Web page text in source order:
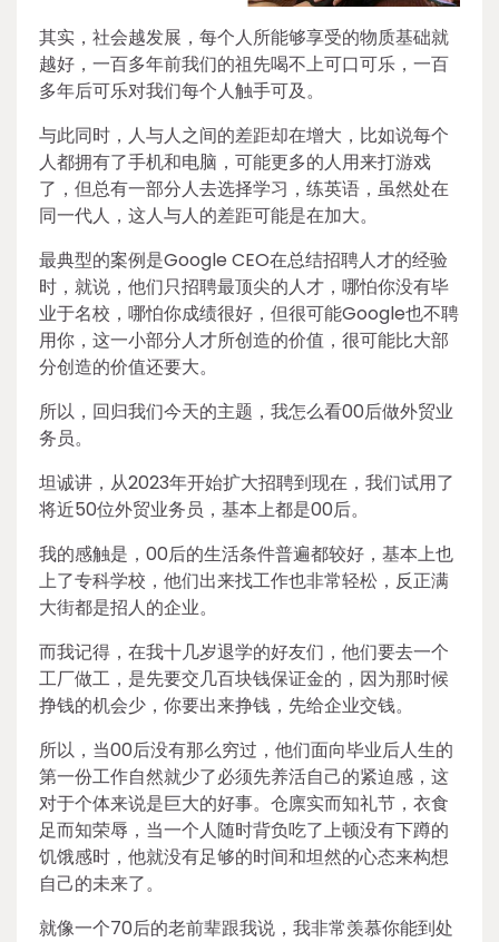
其实，社会越发展，每个人所能够享受的物质基础就
越好，一百多年前我们的祖先喝不上可口可乐，一百
多年后可乐对我们每个人触手可及。
与此同时，人与人之间的差距却在增大，比如说每个
人都拥有了手机和电脑，可能更多的人用来打游戏
了，但总有一部分人去选择学习，练英语，虽然处在
同一代人，这人与人的差距可能是在加大。
最典型的案例是Google CEO在总结招聘人才的经验
时，就说，他们只招聘最顶尖的人才，哪怕你没有毕
业于名校，哪怕你成绩很好，但很可能Google也不聘
用你，这一小部分人才所创造的价值，很可能比大部
分创造的价值还要大。
所以，回归我们今天的主题，我怎么看00后做外贸业
务员。
坦诚讲，从2023年开始扩大招聘到现在，我们试用了
将近50位外贸业务员，基本上都是00后。
我的感触是，00后的生活条件普遍都较好，基本上也
上了专科学校，他们出来找工作也非常轻松，反正满
大街都是招人的企业。
而我记得，在我十几岁退学的好友们，他们要去一个
工厂做工，是先要交几百块钱保证金的，因为那时候
挣钱的机会少，你要出来挣钱，先给企业交钱。
所以，当00后没有那么穷过，他们面向毕业后人生的
第一份工作自然就少了必须先养活自己的紧迫感，这
对于个体来说是巨大的好事。仓廪实而知礼节，衣食
足而知荣辱，当一个人随时背负吃了上顿没有下蹲的
饥饿感时，他就没有足够的时间和坦然的心态来构想
自己的未来了。
就像一个70后的老前辈跟我说，我非常羡慕你能到处